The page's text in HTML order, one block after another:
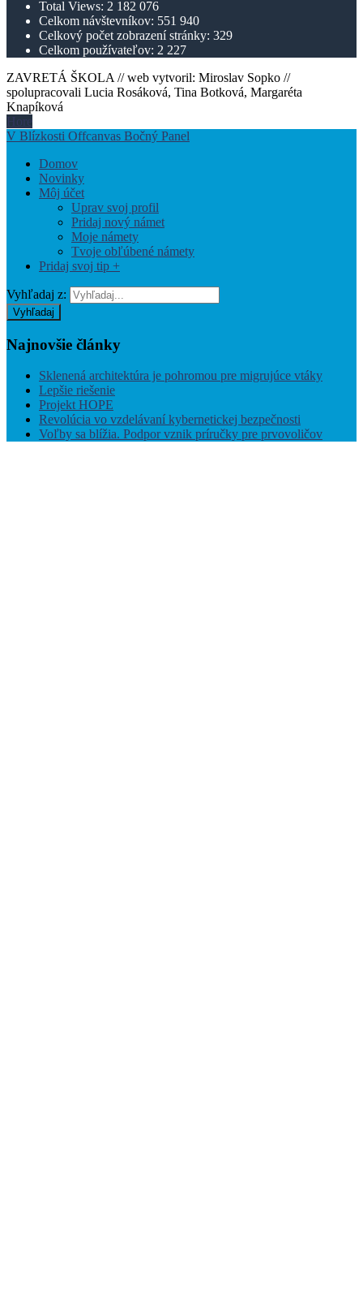
Total Views: 2 182 076
Celkom návštevníkov: 551 940
Celkový počet zobrazení stránky: 329
Celkom používateľov: 2 227
ZAVRETÁ ŠKOLA // web vytvoril: Miroslav Sopko //
spolupracovali Lucia Rosáková, Tina Botková, Margaréta
Knapíková
Hore
V Blízkosti Offcanvas Bočný Panel
Domov
Novinky
Môj účet
Uprav svoj profil
Pridaj nový námet
Moje námety
Tvoje obľúbené námety
Pridaj svoj tip +
Vyhľadaj z:
Vyhľadaj
Najnovšie články
Sklenená architektúra je pohromou pre migrujúce vtáky
Lepšie riešenie
Projekt HOPE
Revolúcia vo vzdelávaní kybernetickej bezpečnosti
Voľby sa blížia. Podpor vznik príručky pre prvovoličov